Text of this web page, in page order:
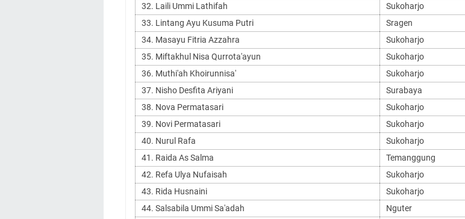
32. Laili Ummi Lathifah
Sukoharjo
33. Lintang Ayu Kusuma Putri
Sragen
34. Masayu Fitria Azzahra
Sukoharjo
35. Miftakhul Nisa Qurrota'ayun
Sukoharjo
36. Muthi'ah Khoirunnisa'
Sukoharjo
37. Nisho Desfita Ariyani
Surabaya
38. Nova Permatasari
Sukoharjo
39. Novi Permatasari
Sukoharjo
40. Nurul Rafa
Sukoharjo
41. Raida As Salma
Temanggung
42. Refa Ulya Nufaisah
Sukoharjo
43. Rida Husnaini
Sukoharjo
44. Salsabila Ummi Sa'adah
Nguter